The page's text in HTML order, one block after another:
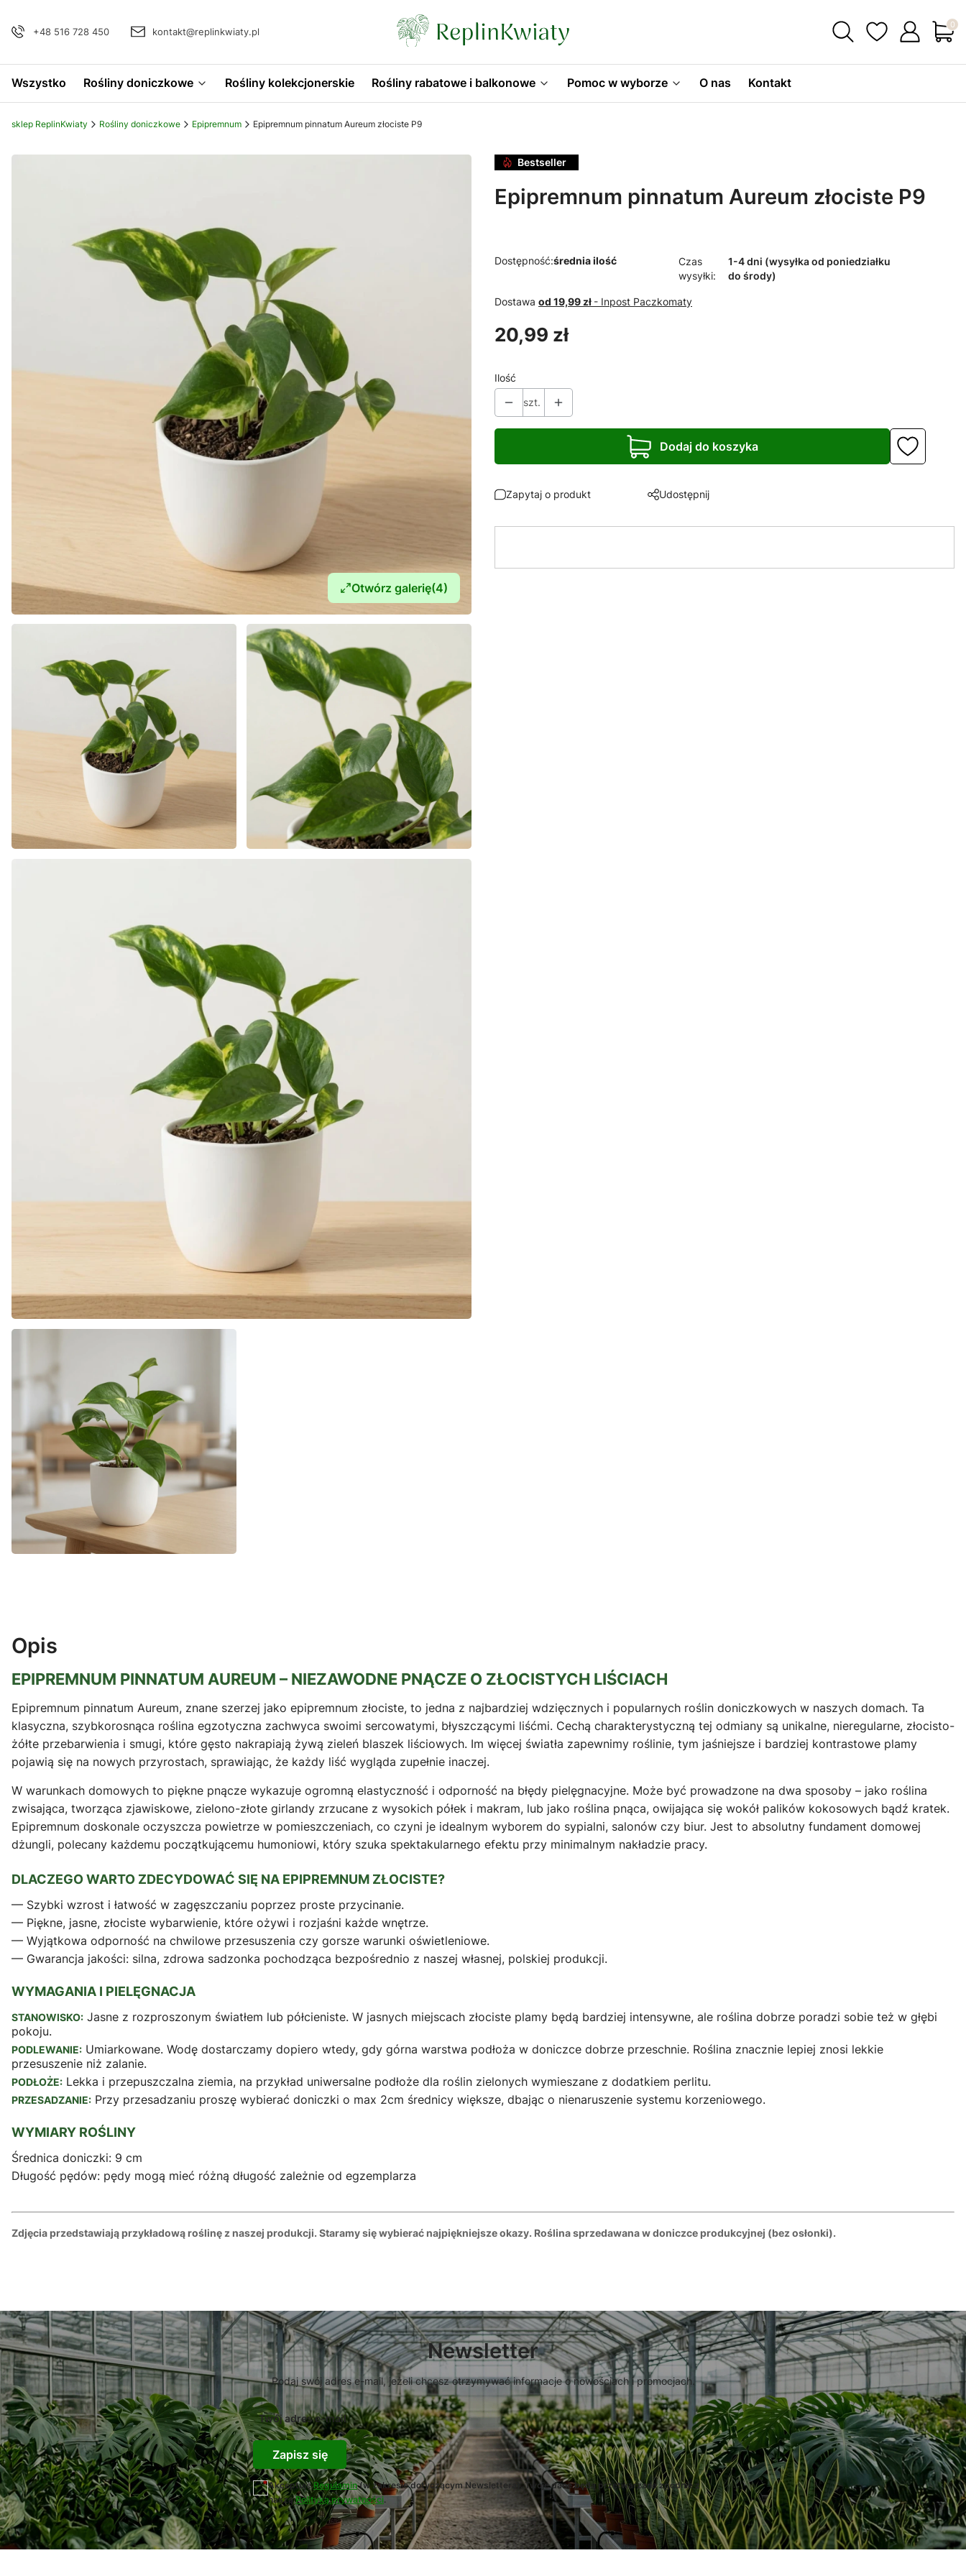
+48 516 728 450 kontakt@replinkwiaty.pl
Wszystko Rośliny doniczkowe Rośliny kolekcjonerskie Rośliny rabatowe i balkonowe Pomoc w wyborze O nas Kontakt
sklep ReplinKwiaty Rośliny doniczkowe Epipremnum Epipremnum pinnatum Aureum złociste P9
Otwórz galerię(4)
Bestseller
Epipremnum pinnatum Aureum złociste P9
Dostępność:średnia ilość
Czas
wysyłki:
1-4 dni (wysyłka od poniedziałku
do środy)
Dostawa od 19,99 zł - Inpost Paczkomaty
Cena
20,99 zł
Ilość
szt.
Dodaj do koszyka
Zapytaj o produkt Udostępnij
Opis
EPIPREMNUM PINNATUM AUREUM – NIEZAWODNE PNĄCZE O ZŁOCISTYCH LIŚCIACH
Epipremnum pinnatum Aureum, znane szerzej jako epipremnum złociste, to jedna z najbardziej wdzięcznych i popularnych roślin doniczkowych w naszych domach. Ta
klasyczna, szybkorosnąca roślina egzotyczna zachwyca swoimi sercowatymi, błyszczącymi liśćmi. Cechą charakterystyczną tej odmiany są unikalne, nieregularne, złocisto-
żółte przebarwienia i smugi, które gęsto nakrapiają żywą zieleń blaszek liściowych. Im więcej światła zapewnimy roślinie, tym jaśniejsze i bardziej kontrastowe plamy
pojawią się na nowych przyrostach, sprawiając, że każdy liść wygląda zupełnie inaczej.
W warunkach domowych to piękne pnącze wykazuje ogromną elastyczność i odporność na błędy pielęgnacyjne. Może być prowadzone na dwa sposoby – jako roślina
zwisająca, tworząca zjawiskowe, zielono-złote girlandy zrzucane z wysokich półek i makram, lub jako roślina pnąca, owijająca się wokół palików kokosowych bądź kratek.
Epipremnum doskonale oczyszcza powietrze w pomieszczeniach, co czyni je idealnym wyborem do sypialni, salonów czy biur. Jest to absolutny fundament domowej
dżungli, polecany każdemu początkującemu humoniowi, który szuka spektakularnego efektu przy minimalnym nakładzie pracy.
DLACZEGO WARTO ZDECYDOWAĆ SIĘ NA EPIPREMNUM ZŁOCISTE?
— Szybki wzrost i łatwość w zagęszczaniu poprzez proste przycinanie.
— Piękne, jasne, złociste wybarwienie, które ożywi i rozjaśni każde wnętrze.
— Wyjątkowa odporność na chwilowe przesuszenia czy gorsze warunki oświetleniowe.
— Gwarancja jakości: silna, zdrowa sadzonka pochodząca bezpośrednio z naszej własnej, polskiej produkcji.
WYMAGANIA I PIELĘGNACJA
STANOWISKO: Jasne z rozproszonym światłem lub półcieniste. W jasnych miejscach złociste plamy będą bardziej intensywne, ale roślina dobrze poradzi sobie też w głębi
pokoju.
PODLEWANIE: Umiarkowane. Wodę dostarczamy dopiero wtedy, gdy górna warstwa podłoża w doniczce dobrze przeschnie. Roślina znacznie lepiej znosi lekkie
przesuszenie niż zalanie.
PODŁOŻE: Lekka i przepuszczalna ziemia, na przykład uniwersalne podłoże dla roślin zielonych wymieszane z dodatkiem perlitu.
PRZESADZANIE: Przy przesadzaniu proszę wybierać doniczki o max 2cm średnicy większe, dbając o nienaruszenie systemu korzeniowego.
WYMIARY ROŚLINY
Średnica doniczki: 9 cm
Długość pędów: pędy mogą mieć różną długość zależnie od egzemplarza
Zdjęcia przedstawiają przykładową roślinę z naszej produkcji. Staramy się wybierać najpiękniejsze okazy. Roślina sprzedawana w doniczce produkcyjnej (bez osłonki).
Newsletter
Podaj swój adres e-mail, jeżeli chcesz otrzymywać informacje o nowościach i promocjach.
Twój adres e-mail
Zapisz się
AkceptujęRegulamin(w zakresie dotyczącym Newslettera). Twoje dane będą przetwarzane zgodnie z
nasząPolityką prywatności.